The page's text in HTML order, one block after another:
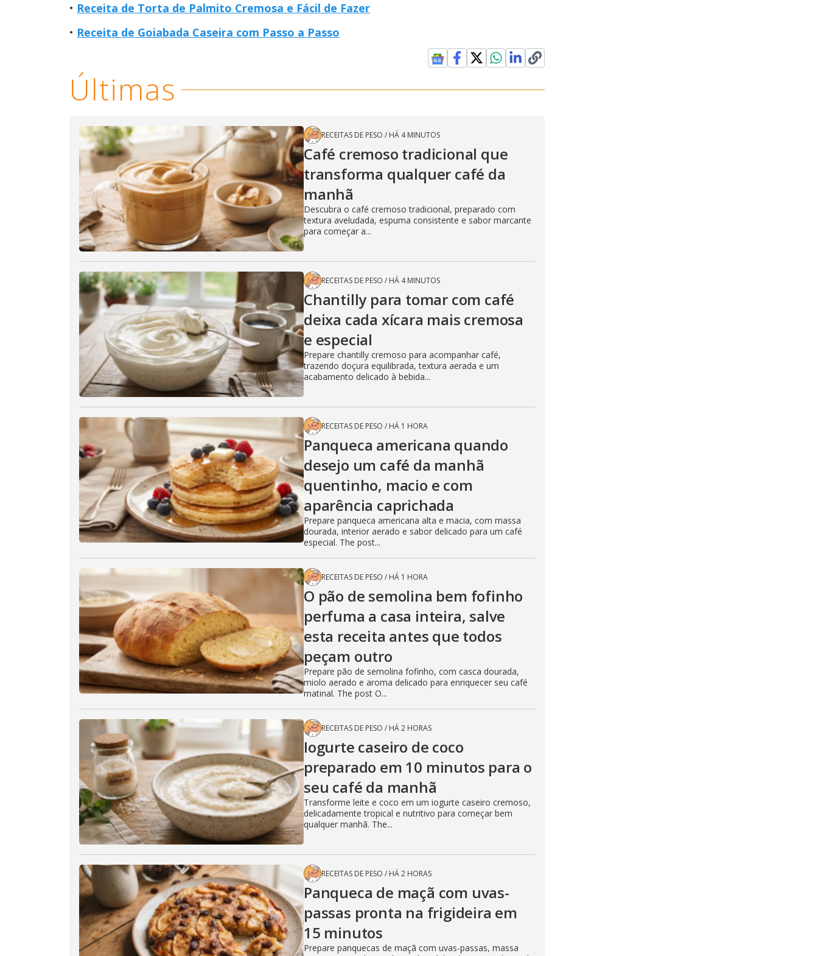
Receita de Torta de Palmito Cremosa e Fácil de Fazer
Receita de Goiabada Caseira com Passo a Passo
Últimas
RECEITAS DE PESO / HÁ 4 MINUTOS
Café cremoso tradicional que
transforma qualquer café da
manhã
Descubra o café cremoso tradicional, preparado com
textura aveludada, espuma consistente e sabor marcante
para começar a...
RECEITAS DE PESO / HÁ 4 MINUTOS
Chantilly para tomar com café
deixa cada xícara mais cremosa
e especial
Prepare chantilly cremoso para acompanhar café,
trazendo doçura equilibrada, textura aerada e um
acabamento delicado à bebida...
RECEITAS DE PESO / HÁ 1 HORA
Panqueca americana quando
desejo um café da manhã
quentinho, macio e com
aparência caprichada
Prepare panqueca americana alta e macia, com massa
dourada, interior aerado e sabor delicado para um café
especial. The post...
RECEITAS DE PESO / HÁ 1 HORA
O pão de semolina bem fofinho
perfuma a casa inteira, salve
esta receita antes que todos
peçam outro
Prepare pão de semolina fofinho, com casca dourada,
miolo aerado e aroma delicado para enriquecer seu café
matinal. The post O...
RECEITAS DE PESO / HÁ 2 HORAS
Iogurte caseiro de coco
preparado em 10 minutos para o
seu café da manhã
Transforme leite e coco em um iogurte caseiro cremoso,
delicadamente tropical e nutritivo para começar bem
qualquer manhã. The...
RECEITAS DE PESO / HÁ 2 HORAS
Panqueca de maçã com uvas-
passas pronta na frigideira em
15 minutos
Prepare panquecas de maçã com uvas-passas, massa